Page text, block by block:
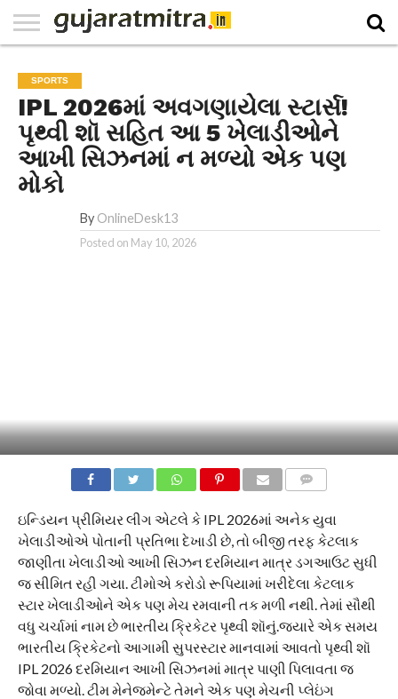
PAPER
NATIONAL
WORLD
BUSINESS
SPORTS
GUJARAT
OPINION
MORE
SPORTS
IPL 2026માં અવગણાયેલા સ્ટાર્સ!
પૃથ્વી શૉ સહિત આ 5 ખેલાડીઓને
આખી સિઝનમાં ન મળ્યો એક પણ
મોકો
By OnlineDesk13
Posted on May 10, 2026
ઇન્ડિયન પ્રીમિયર લીગ એટલે કે IPL 2026માં અનેક યુવા
ખેલાડીઓએ પોતાની પ્રતિભા દેખાડી છે, તો બીજી તરફ કેટલાક
જાણીતા ખેલાડીઓ આખી સિઝન દરમિયાન માત્ર ડગઆઉટ સુધી
જ સીમિત રહી ગયા. ટીમોએ કરોડો રૂપિયામાં ખરીદેલા કેટલાક
સ્ટાર ખેલાડીઓને એક પણ મેચ રમવાની તક મળી નથી. તેમાં સૌથી
વધુ ચર્ચામાં નામ છે ભારતીય ક્રિકેટર પૃથ્વી શૉનું.જયારે એક સમય
ભારતીય ક્રિકેટનો આગામી સુપરસ્ટાર માનવામાં આવતો પૃથ્વી શૉ
IPL 2026 દરમિયાન આખી સિઝનમાં માત્ર પાણી પિલાવતા જ
જોવા મળ્યો. ટીમ મેનેજમેન્ટે તેમને એક પણ મેચની પ્લેઇંગ